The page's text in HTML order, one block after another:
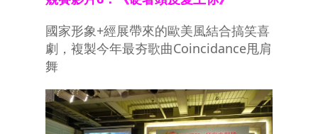
國家形象+經展帶來的歐美風結合搞笑喜
劇，複製今年最夯歌曲Coincidance甩肩
舞